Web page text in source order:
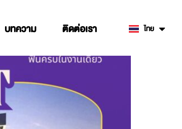
บทความ ติดต่อเรา ไทย
English